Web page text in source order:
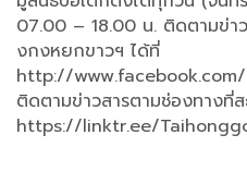
07.00 – 18.00 น. ติดตามข่า
งกงหยกขาวฯ ได้ที่
http://
ติดตามข่าวสารตามช่องทางที่
https://linktr.ee/